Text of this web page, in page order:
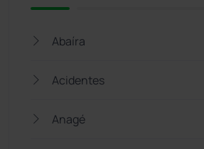
Abaíra
Acidentes
Anagé